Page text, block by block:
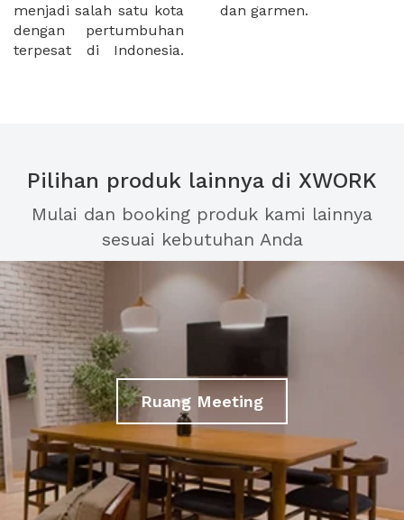
menjadi salah satu kota
dengan pertumbuhan
terpesat di Indonesia.
dan garmen.
Pilihan produk lainnya di XWORK
Mulai dan booking produk kami lainnya
sesuai kebutuhan Anda
Ruang Meeting